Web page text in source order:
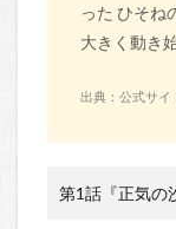
った ひそね
大きく動き
出典：公式サイ
第1話『正気の